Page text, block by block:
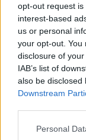
opt-out request
interest-based
us or personal
your opt-out. You
disclosure of
IAB’s list of
also be disclosed
Downstream
Personal
Η Εξέλιξη
Η ADACOM
Intelligent
Οι Qualified
κανονιστικό